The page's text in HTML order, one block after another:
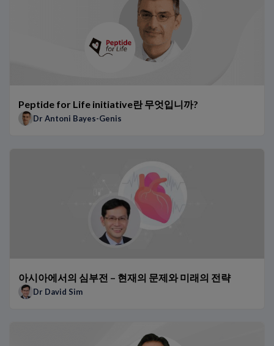
Peptide for Life initiative란 무엇입니까?
아시아에서의 심부전 – 현재의 문제와 미래의 전략
제2병 당뇨병에서의 심부전 예방 – JCS/JDS 공동 합의문의 핵심
CANVAS 임상시험: NT-proBNP 및 CVD 위험 감소
hs-Tn에 대한 연령에 따른 판정 기준치의 임상적 관련성
태국 의료기관에서 0h/1h 알고리즘의 이점
아시아 환자들에서 0h/1h 알고리즘의 이점
아시아인 집단에서 NT-proBNP 및 hs-TnT의 참고 범위
일본 의료기관에서 0h/1h 알고리즘의 이점
0h/1h 알고리즘을 사용한 환자 증례 연구
BNP 대 NT-proBNP: 전문가 관점
ARNi 요법이 나트륨이뇨 펩티드 사용에 미치는 영향
예후와 모니터링에 어떻게 NT-proBNP를 사용하는가?
ED와 병원에서 hs-Tn 0h/1h 알고리즘의 이점
TRAPID-AMI 임상시험: AMI의 신속 Rule In/Out을 위한 hs-TnT
hs-TnT가 어떻게 차이를 만들어내는가 – Dr Twerenbold의 스토
Peptide for Life initiative란 무엇입니까?
Dr Antoni Bayes-Genis
아시아에서의 심부전 – 현재의 문제와 미래의 전략
Dr David Sim